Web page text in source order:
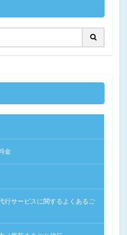
金
行サービスに関するよくあるご